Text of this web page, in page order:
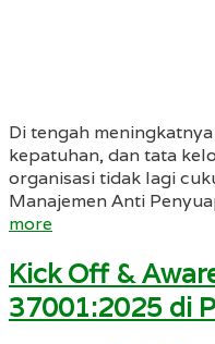
Di tengah
kepatuhan, dan tata
organisasi tidak lagi
Manajemen Anti
more
Kick Off &
37001:2025 di